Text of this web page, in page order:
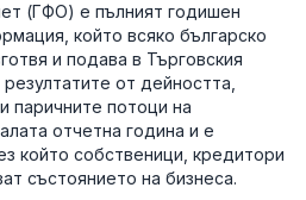
(ГФО) е пълният годишен
който всяко българско
и подава в Търговския
от дейността,
паричните потоци на
отчетна година и е
който собственици, кредитори
състоянието на бизнеса.